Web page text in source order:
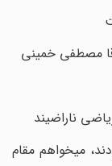
مصطفی خمینی‌
میخواهم مقام